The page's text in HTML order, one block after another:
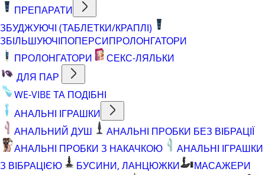
ПРЕПАРАТИ
ЗБУДЖУЮЧІ (ТАБЛЕТКИ/КРАПЛІ)
ЗБІЛЬШУЮЧІПОПЕРСИПРОЛОНГАТОРИ
ПРОЛОНГАТОРИ
СЕКС-ЛЯЛЬКИ
ДЛЯ ПАР
WE-VIBE ТА ПОДІБНІ
АНАЛЬНІ ІГРАШКИ
АНАЛЬНИЙ ДУШ
АНАЛЬНІ ПРОБКИ БЕЗ ВІБРАЦІЇ
АНАЛЬНІ ПРОБКИ З НАКАЧКОЮ
АНАЛЬНІ ІГРАШКИ
З ВІБРАЦІЄЮ
БУСИНИ, ЛАНЦЮЖКИ
МАСАЖЕРИ